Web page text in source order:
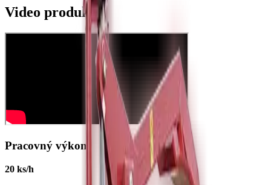
Video produktu
Pracovný výkon
20 ks/h